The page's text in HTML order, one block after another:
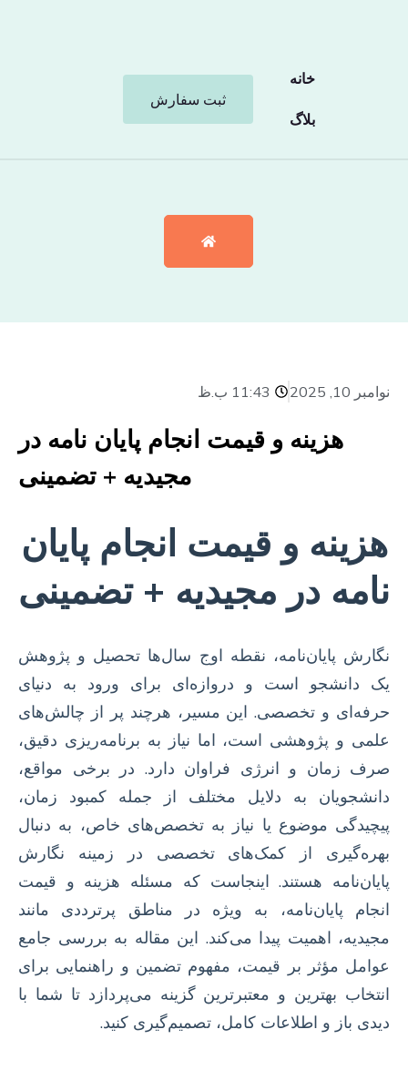
خانه
بلاگ
ثبت سفارش
نوامبر 10, 2025 11:43 ب.ظ
هزینه و قیمت انجام پایان نامه در
مجیدیه + تضمینی
هزینه و قیمت انجام پایان
نامه در مجیدیه + تضمینی
نگارش پایان‌نامه، نقطه اوج سال‌ها تحصیل و پژوهش
یک دانشجو است و دروازه‌ای برای ورود به دنیای
حرفه‌ای و تخصصی. این مسیر، هرچند پر از چالش‌های
علمی و پژوهشی است، اما نیاز به برنامه‌ریزی دقیق،
صرف زمان و انرژی فراوان دارد. در برخی مواقع،
دانشجویان به دلایل مختلف از جمله کمبود زمان،
پیچیدگی موضوع یا نیاز به تخصص‌های خاص، به دنبال
بهره‌گیری از کمک‌های تخصصی در زمینه نگارش
پایان‌نامه هستند. اینجاست که مسئله هزینه و قیمت
انجام پایان‌نامه، به ویژه در مناطق پرترددی مانند
مجیدیه، اهمیت پیدا می‌کند. این مقاله به بررسی جامع
عوامل مؤثر بر قیمت، مفهوم تضمین و راهنمایی برای
انتخاب بهترین و معتبرترین گزینه می‌پردازد تا شما با
دیدی باز و اطلاعات کامل، تصمیم‌گیری کنید.